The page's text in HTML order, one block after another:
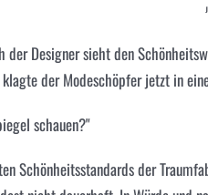
der Designer sieht den
der Modeschöpfer jetzt in
schauen?"
Schönheitsstandards der